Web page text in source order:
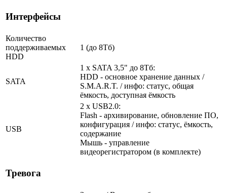
Интерфейсы
Количество
поддерживаемых
HDD
1 (до 8Тб)
SATA
1 x SATA 3,5" до 8Тб:
HDD - основное хранение данных /
S.M.A.R.T. / инфо: статус, общая
ёмкость, доступная ёмкость
USB
2 x USB2.0:
Flash - архивирование, обновление ПО,
конфигурация / инфо: статус, ёмкость,
содержание
Мышь - управление
видеорегистратором (в комплекте)
Тревога